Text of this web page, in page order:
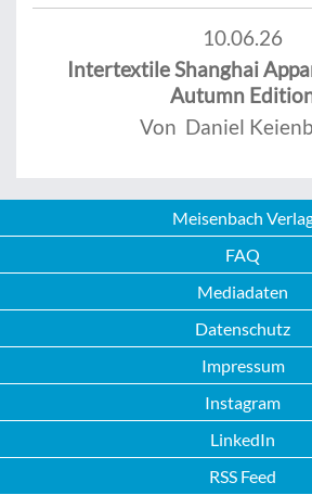
10.06.26
Intertextile Shanghai
Autumn
Von Daniel
Meisenbach
FAQ
Mediadaten
Datenschutz
Impressum
Instagram
LinkedIn
RSS Feed